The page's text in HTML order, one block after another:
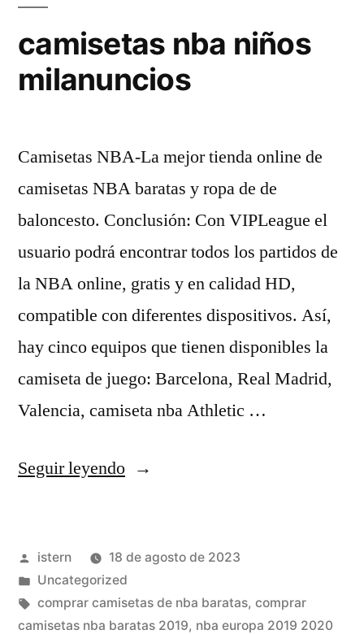
camisetas nba niños
milanuncios
Camisetas NBA-La mejor tienda online de
camisetas NBA baratas y ropa de de
baloncesto. Conclusión: Con VIPLeague el
usuario podrá encontrar todos los partidos de
la NBA online, gratis y en calidad HD,
compatible con diferentes dispositivos. Así,
hay cinco equipos que tienen disponibles la
camiseta de juego: Barcelona, Real Madrid,
Valencia, camiseta nba Athletic …
Seguir leyendo«camisetas
milanuncios»
Publicado
por
istern
18 de agosto de 2023
Publicado
en
Uncategorized
Etiquetas:
comprar camisetas de nba baratas, comprar
camisetas nba baratas 2019, nba europa 2019 2020